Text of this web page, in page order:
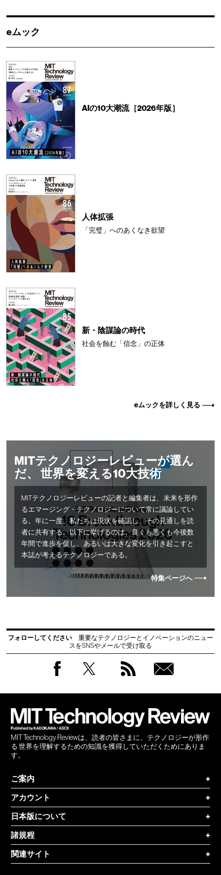
eムック
AIの10大潮流［2026年版］
人体拡張
「完璧」へのあくなき欲望
新・陰謀論の時代
社会を蝕む「信念」の正体
eムックを詳しく見る
MITテクノロジーレビューが選ん
だ、 世界を変える10大技術
MITテクノロジーレビューの記者と編集者は、未来を形作
るエマージング・テクノロジーについて常に議論してい
る。年に一度、私たちは現状を確認し、その見通しを読
者に共有する。以下に挙げるのは、良くも悪くも今後数
年間で進歩を促し、あるいは大きな変化を引き起こすと
本誌が考えるテクノロジーである。
特集ページへ
フォローしてください
重要なテクノロジーとイノベーションのニュー
スをSNSやメールで受け取る
MIT Technology Reviewは、読者の皆さまに、テクノロジーが形作
る 世界を理解するための知識を獲得していただくためにありま
す。
ご案内
+
アカウント
+
日本版について
+
諸規程
+
関連サイト
+